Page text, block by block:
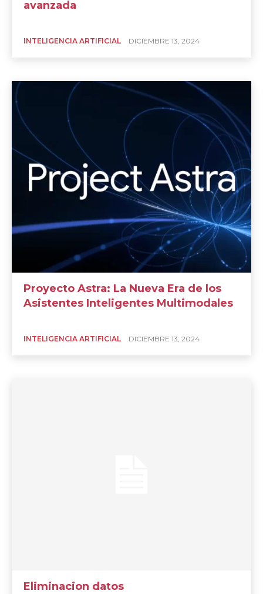
avanzada
INTELIGENCIA ARTIFICIAL DICIEMBRE 13, 2024
Proyecto Astra: La Nueva Era de los
Asistentes Inteligentes Multimodales
INTELIGENCIA ARTIFICIAL DICIEMBRE 13, 2024
Eliminacion datos